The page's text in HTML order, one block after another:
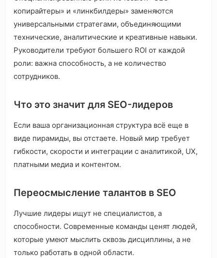
копирайтеры» и «линкбилдеры» заменяются
универсальными стратегами, объединяющими
технические, аналитические и креативные навыки.
Руководители требуют большего ROI от каждой
роли: важна способность, а не количество
сотрудников.
Что это значит для SEO-лидеров
Если ваша организационная структура всё еще в
виде пирамиды, вы отстаете. Новый мир требует
гибкости, скорости и интеграции с аналитикой, UX,
платными медиа и контентом.
Переосмысление талантов в SEO
Лучшие лидеры ищут не специалистов, а
способности. Современные команды ценят людей,
которые умеют мыслить сквозь дисциплины, а не
только работать в одной области.